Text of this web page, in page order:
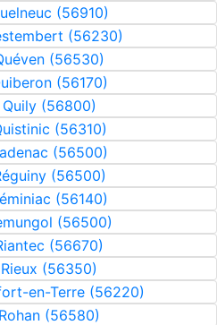
(56910)
(56230)
(56530)
(56170)
(56800)
(56310)
(56500)
(56500)
(56140)
(56500)
(56670)
(56350)
en-Terre (56220)
(56580)